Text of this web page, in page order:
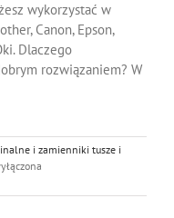
wykorzystać w
Canon, Epson,
Dlaczego
rozwiązaniem? W
i zamienniki tusze i